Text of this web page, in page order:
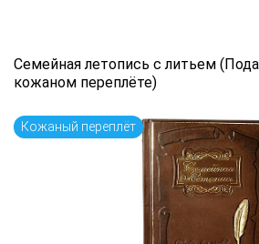
Семейная летопись с литьем
кожаном переплёте)
Кожаный переплёт